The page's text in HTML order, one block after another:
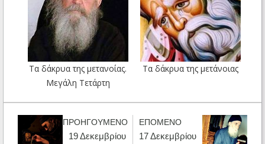
Τα δάκρυα της μετανοίας.
Mεγάλη Τετάρτη
Τα δάκρυα της μετάνοιας
ΠΡΟΗΓΟΥΜΕΝΟ
19 Δεκεμβρίου
ΕΠΟΜΕΝΟ
17 Δεκεμβρίου